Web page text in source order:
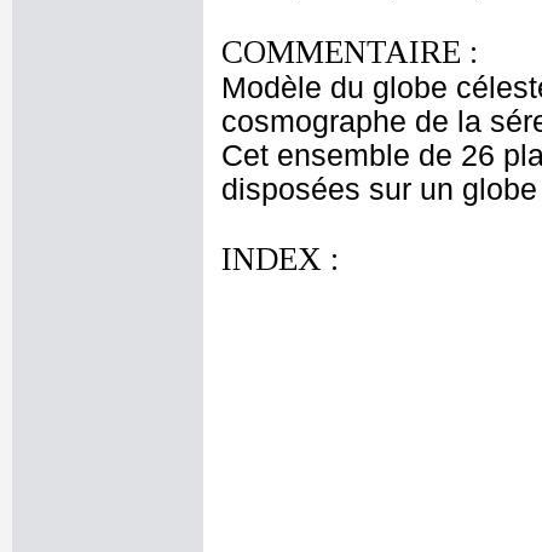
COMMENTAIRE :
Modèle du globe
cosmographe de la
Cet ensemble de 26
disposées sur un
INDEX :